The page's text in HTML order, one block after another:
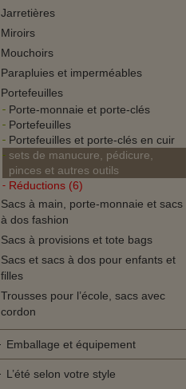
Jarretières
Miroirs
Mouchoirs
Parapluies et imperméables
Portefeuilles
Porte-monnaie et porte-clés
Portefeuilles
Portefeuilles et porte-clés en cuir
sets de manucure, pédicure,
pinces et autres outils
Réductions (6)
Sacs à main, porte-monnaie et sacs
à dos fashion
Sacs à provisions et tote bags
Sacs et sacs à dos pour enfants et
filles
Trousses pour l’école, sacs avec
cordon
Emballage et équipement
L’été selon votre style